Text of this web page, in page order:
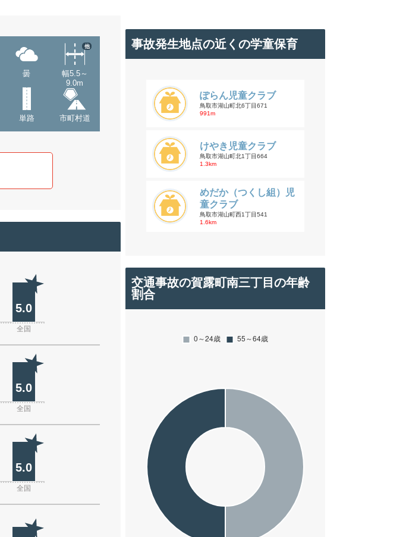
曇
幅5.5～
9.0m
他
単路 市町村道
5.0
全国
5.0
全国
5.0
全国
事故発生地点の近くの学童保育
ぽらん児童クラブ
鳥取市湖山町北6丁目671
991m
けやき児童クラブ
鳥取市湖山町北1丁目664
1.3km
めだか（つくし組）児
童クラブ
鳥取市湖山町西1丁目541
1.6km
交通事故の賀露町南三丁目の年齢
割合